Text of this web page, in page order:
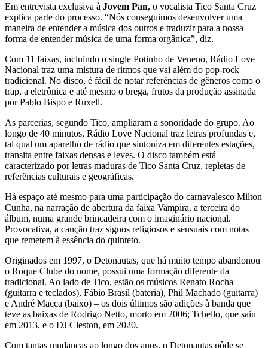
Em entrevista exclusiva à Jovem Pan, o vocalista Tico Santa Cruz
explica parte do processo. “Nós conseguimos desenvolver uma
maneira de entender a música dos outros e traduzir para a nossa
forma de entender música de uma forma orgânica”, diz.
Com 11 faixas, incluindo o single Potinho de Veneno, Rádio Love
Nacional traz uma mistura de ritmos que vai além do pop-rock
tradicional. No disco, é fácil de notar referências de gêneros como o
trap, a eletrônica e até mesmo o brega, frutos da produção assinada
por Pablo Bispo e Ruxell.
As parcerias, segundo Tico, ampliaram a sonoridade do grupo. Ao
longo de 40 minutos, Rádio Love Nacional traz letras profundas e,
tal qual um aparelho de rádio que sintoniza em diferentes estações,
transita entre faixas densas e leves. O disco também está
caracterizado por letras maduras de Tico Santa Cruz, repletas de
referências culturais e geográficas.
Há espaço até mesmo para uma participação do carnavalesco Milton
Cunha, na narração de abertura da faixa Vampira, a terceira do
álbum, numa grande brincadeira com o imaginário nacional.
Provocativa, a canção traz signos religiosos e sensuais com notas
que remetem à essência do quinteto.
Originados em 1997, o Detonautas, que há muito tempo abandonou
o Roque Clube do nome, possui uma formação diferente da
tradicional. Ao lado de Tico, estão os músicos Renato Rocha
(guitarra e teclados), Fábio Brasil (bateria), Phil Machado (guitarra)
e André Macca (baixo) – os dois últimos são adições à banda que
teve as baixas de Rodrigo Netto, morto em 2006; Tchello, que saiu
em 2013, e o DJ Cleston, em 2020.
Com tantas mudanças ao longo dos anos, o Detonautas pôde se